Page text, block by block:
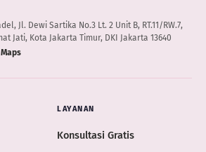
Jl. Dewi Sartika No.3 Lt. 2 Unit B, RT.11/RW.7,
Jati, Kota Jakarta Timur, DKI Jakarta 13640
LAYANAN
Konsultasi Gratis